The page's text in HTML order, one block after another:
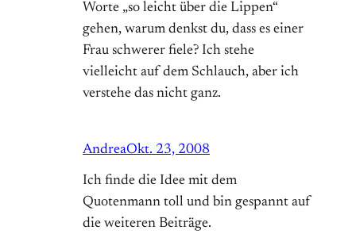
Worte „so leicht über die Lippen“
gehen, warum denkst du, dass es einer
Frau schwerer fiele? Ich stehe
vielleicht auf dem Schlauch, aber ich
verstehe das nicht ganz.
AndreaOkt. 23, 2008
Ich finde die Idee mit dem
Quotenmann toll und bin gespannt auf
die weiteren Beiträge.